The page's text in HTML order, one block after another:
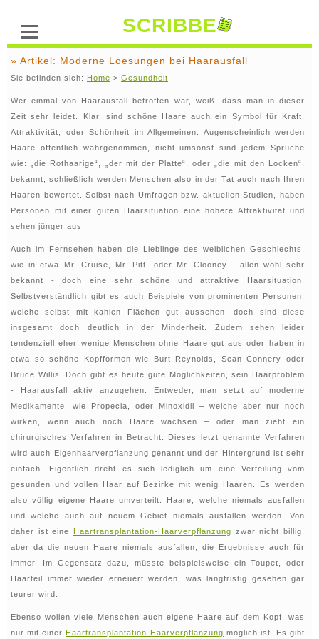
SCRIBBE
» Artikel: Moderne Loesungen bei Haarausfall
Sie befinden sich: Home > Gesundheit
Wer einmal von Haarausfall betroffen war, weiß, dass man in dieser
Zeit sehr leidet. Klar, sind schöne Haare auch ein Symbol für Kraft,
Attraktivität, oder Schönheit im Allgemeinen. Augenscheinlich werden
Haare öffentlich wahrgenommen, nicht umsonst sind jedem Sprüche
wie: „die Rothaarige“, „der mit der Platte“, oder „die mit den Locken“,
bekannt, schließlich werden Menschen also in der Tat auch nach Ihren
Haaren bewertet. Selbst nach Umfragen bzw. aktuellen Studien, haben
Personen mit einer guten Haarsituation eine höhere Attraktivität und
sehen jünger aus.
Auch im Fernsehen haben die Lieblinge des weiblichen Geschlechts,
wie in etwa Mr. Cruise, Mr. Pitt, oder Mr. Clooney - allen wohl sehr
bekannt - doch eine sehr schöne und attraktive Haarsituation.
Selbstverständlich gibt es auch Beispiele von prominenten Personen,
welche selbst mit kahlen Flächen gut aussehen, doch sind diese
insgesamt doch deutlich in der Minderheit. Zudem sehen leider
tendenziell eher wenige Menschen ohne Haare gut aus oder haben in
etwa so schöne Kopfformen wie Burt Reynolds, Sean Connery oder
Bruce Willis. Doch gibt es heute gute Möglichkeiten, sein Haarproblem
- Haarausfall aktiv anzugehen. Entweder, man setzt auf moderne
Medikamente, wie Propecia, oder Minoxidil – welche aber nur noch
wirken, wenn auch noch Haare wachsen – oder man zieht ein
chirurgisches Verfahren in Betracht. Dieses letzt genannte Verfahren
wird auch Eigenhaarverpflanzung genannt und der Hintergrund ist sehr
einfach. Eigentlich dreht es sich lediglich um eine Verteilung vom
gesunden und vollen Haar auf Bezirke mit wenig Haaren. Es werden
also völlig eigene Haare umverteilt. Haare, welche niemals ausfallen
und welche auch auf neuem Gebiet niemals ausfallen werden. Von
daher ist eine Haartransplantation-Haarverpflanzung zwar nicht billig,
aber da die neuen Haare niemals ausfallen, die Ergebnisse auch für
immer. Im Gegensatz dazu, müsste beispielsweise ein Toupet, oder
Haarteil immer wieder erneuert werden, was langfristig gesehen gar
teurer wird.
Ebenso wollen viele Menschen auch eigene Haare auf dem Kopf, was
nur mit einer Haartransplantation-Haarverpflanzung möglich ist. Es gibt